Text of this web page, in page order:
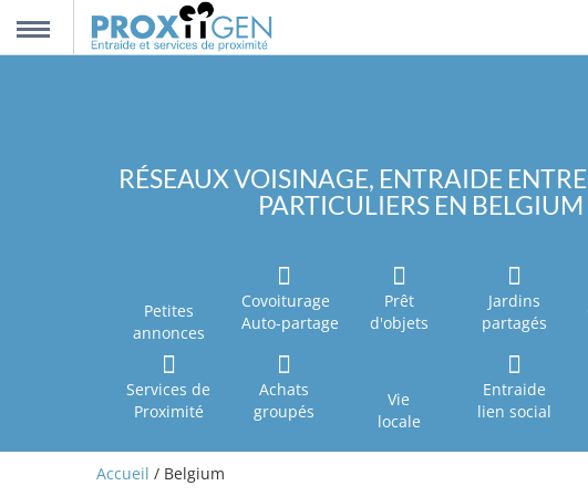
RÉSEAUX VOISINAGE, ENTRAIDE
PARTICULIERS EN BELGIUM
Petites
annonces
Covoiturage
Auto-partage
Prêt
d'objets
Jardins
partagés
Services de
Proximité
Achats
groupés
Vie
locale
Entraide
lien social
Accueil / Belgium